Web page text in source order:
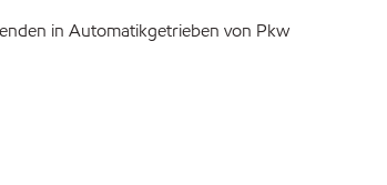
in Automatikgetrieben von Pkw